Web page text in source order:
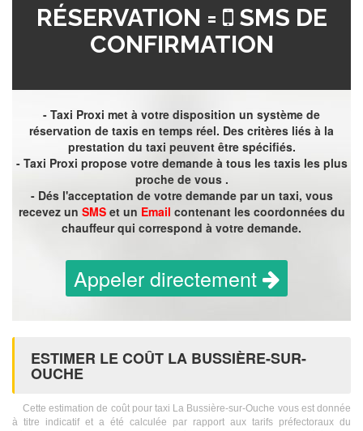
RÉSERVATION =
SMS DE
CONFIRMATION
- Taxi Proxi met à votre disposition un système de
réservation de taxis en temps réel. Des critères liés à la
prestation du taxi peuvent être spécifiés.
- Taxi Proxi propose votre demande à tous les taxis les plus
proche de vous .
- Dés l'acceptation de votre demande par un taxi, vous
recevez un SMSet un Email contenant les coordonnées du
chauffeur qui correspond à votre demande.
Appeler directement
ESTIMER LE COÛT LA BUSSIÈRE-SUR-
OUCHE
Cette estimation de coût pour taxi La Bussière-sur-Ouche vous est donnée
à titre indicatif et a été calculée par rapport aux tarifs préfectoraux du